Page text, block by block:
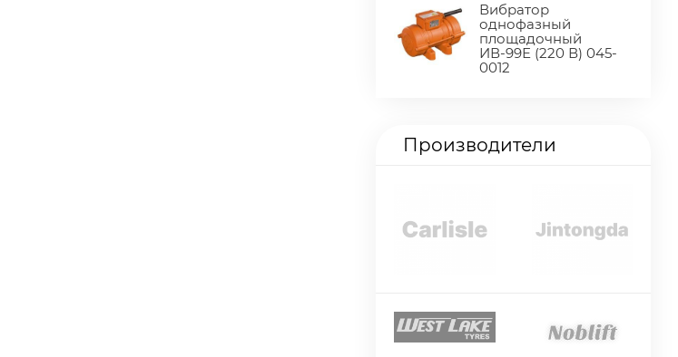
Вибратор
однофазный
площадочный
ИВ-99Е (220 В) 045-
0012
Производители